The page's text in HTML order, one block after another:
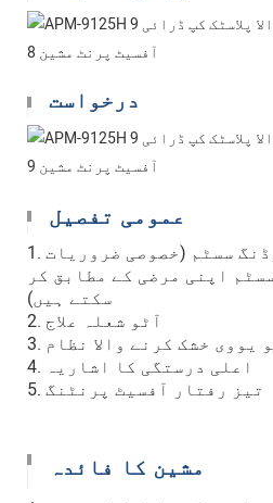
درخواست
عمومی تفصیل
1. آٹو لوڈنگ اور ان لوڈنگ سسٹم (خصوصی ضروریات
اپنی مرضی کے مطابق کر
سکتے ہیں)
2. آٹو شعلہ علاج
یووی خشک کرنے والا نظام
4. اعلی درستگی کا اشاریہ
5. تیز رفتار آفسیٹ پرنٹنگ
مشین کا فائدہ